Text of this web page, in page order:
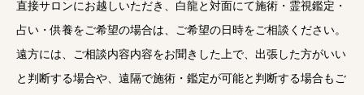
直接サロンにお越しいただき、白龍と対面にて施術・霊視鑑定・
占い・供養をご希望の場合は、ご希望の日時をご相談ください。
遠方には、ご相談内容内容をお聞きした上で、出張した方がいい
と判断する場合や、遠隔で施術・鑑定が可能と判断する場合もご